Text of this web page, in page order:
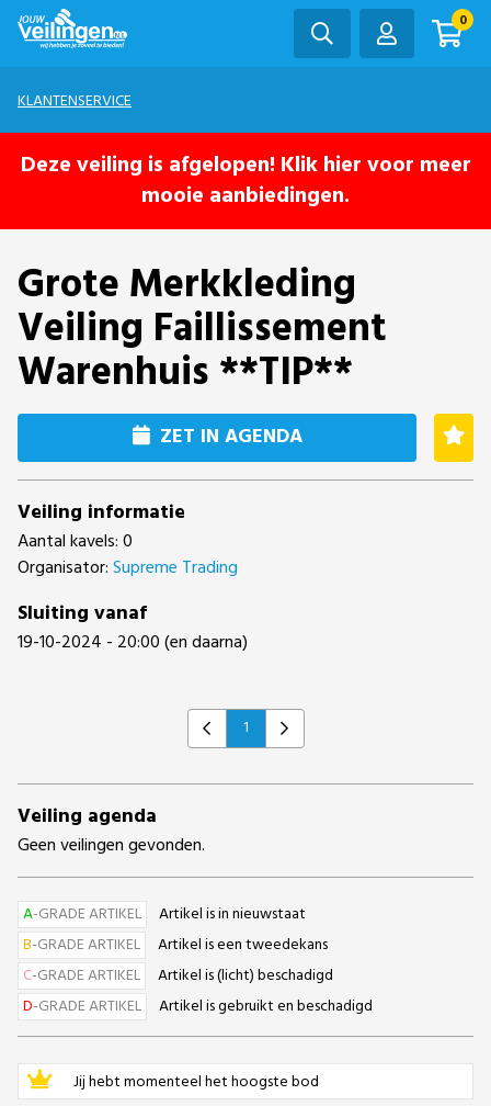
0
KLANTENSERVICE
Deze veiling is afgelopen! Klik hier voor meer
mooie aanbiedingen.
Grote Merkkleding
Veiling Faillissement
Warenhuis **TIP**
ZET IN AGENDA
Veiling informatie
Aantal kavels: 0
Organisator:Supreme Trading
Sluiting vanaf
19-10-2024 - 20:00 (en daarna)
Previous
1 Next
Veiling agenda
Geen veilingen gevonden.
A-GRADE ARTIKEL
Artikel is in nieuwstaat
B-GRADE ARTIKEL
Artikel is een tweedekans
C-GRADE ARTIKEL
Artikel is (licht) beschadigd
D-GRADE ARTIKEL Artikel is gebruikt en beschadigd
Jij hebt momenteel het hoogste bod